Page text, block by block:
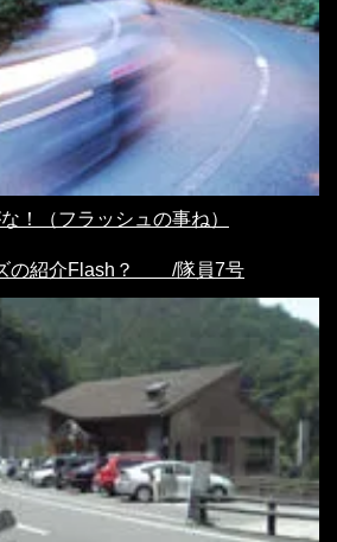
！（フラッシュの事ね）
の紹介Flash？ /隊員7号